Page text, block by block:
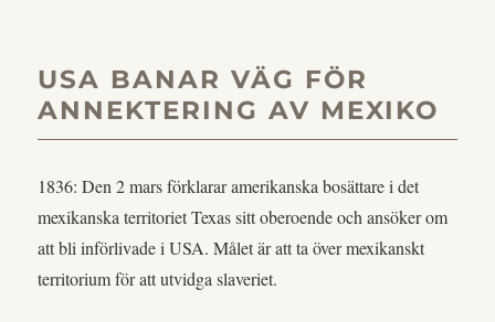
USA BANAR VÄG FÖR
ANNEKTERING AV MEXIKO
1836: Den 2 mars förklarar amerikanska bosättare i det
mexikanska territoriet Texas sitt oberoende och ansöker om
att bli införlivade i USA. Målet är att ta över mexikanskt
territorium för att utvidga slaveriet.